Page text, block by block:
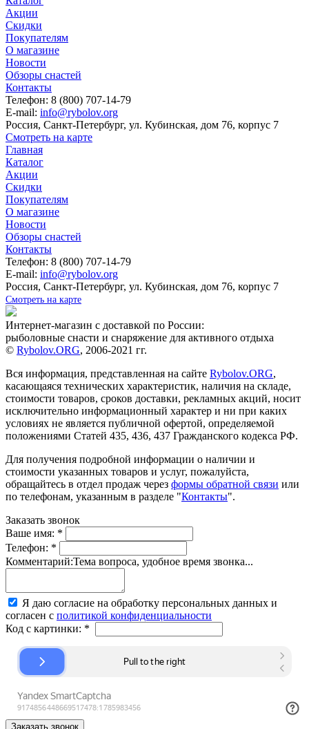
Акции
Скидки
Покупателям
О магазине
Новости
Обзоры снастей
Контакты
Телефон: 8 (800) 707-14-79
E-mail: info@rybolov.org
Россия, Санкт-Петербург, ул. Кубинская, дом 76, корпус 7
Смотреть на карте
Главная
Каталог
Акции
Скидки
Покупателям
О магазине
Новости
Обзоры снастей
Контакты
Телефон: 8 (800) 707-14-79
E-mail: info@rybolov.org
Россия, Санкт-Петербург, ул. Кубинская, дом 76, корпус 7
Смотреть на карте
Интернет-магазин с доставкой по России:
рыболовные снасти и снаряжение для активного отдыха
© Rybolov.ORG, 2006-2021 гг.
Вся информация, представленная на сайте Rybolov.ORG,
касающаяся технических характеристик, наличия на складе,
стоимости товаров, сроков доставки, рекламных акций, носит
исключительно информационный характер и ни при каких
условиях не является публичной офертой, определяемой
положениями Статей 435, 436, 437 Гражданского кодекса РФ.
Для получения подробной информации о наличии и
стоимости указанных товаров и услуг, пожалуйста,
обращайтесь в отдел продаж через формы обратной связи или
по телефонам, указанным в разделе "Контакты".
Заказать звонок
Ваше имя: *
Телефон: *
Комментарий:Тема вопроса, удобное время звонка...
Я даю согласие на обработку персональных данных и
согласен с политикой конфиденциальности
Код с картинки: *